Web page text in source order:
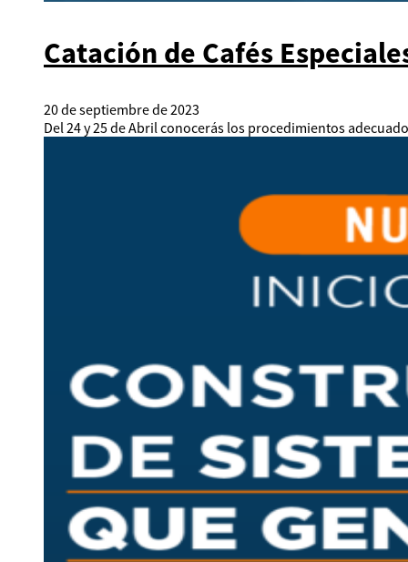
Catación de Cafés
20 de septiembre de 2023
Del 24 y 25 de Abril conocerás los procedimientos